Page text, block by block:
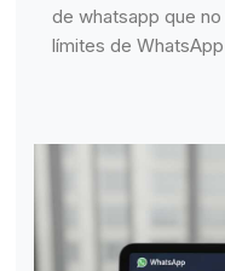
de whatsapp que
límites de